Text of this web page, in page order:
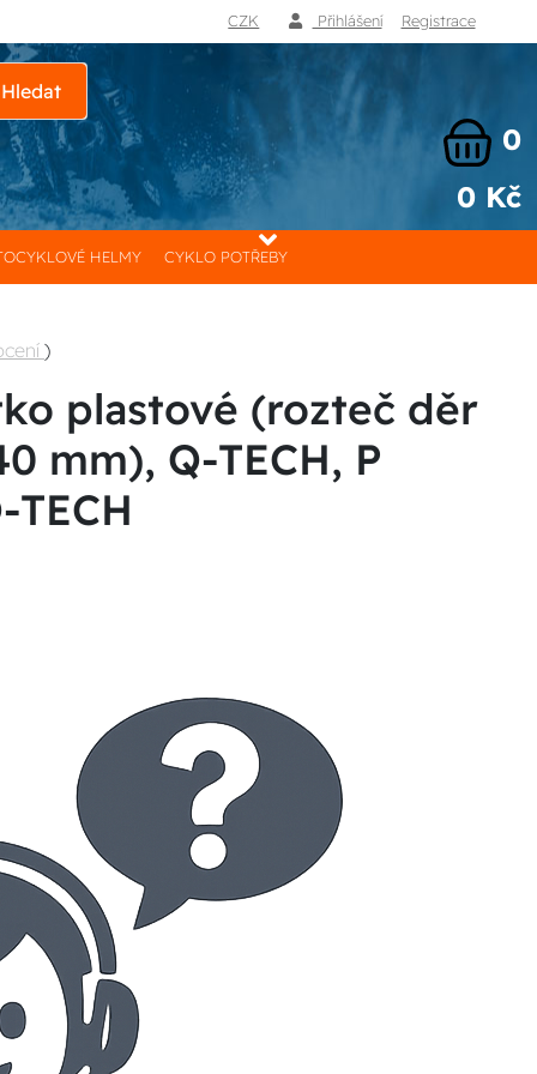
CZK Přihlášení Registrace
Hledat
0
0 Kč
HELMY CYKLO POTŘEBY
)
plastové (rozteč děr
mm), Q-TECH, P